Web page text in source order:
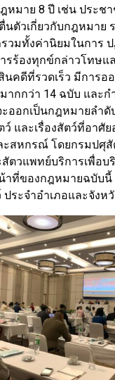
หมาย 8 ปี เช่น ประช
นตัวเกี่ยวกับกฎหมาย
วมทั้งค่านิยมในการ
รร้องทุกข์กล่าวโทษ
นคดีที่รวดเร็ว มีการอ
ากกว่า 14 ฉบับ และก
ออกเป็นกฎหมายลำดั
ว์ และเรื่องสัตว์ที่อาศั
ะสหกรณ์ โดยกรมปศุสั
ตวแพทย์บริการเพื่อบ
าที่ของกฎหมายฉบับนี้
ระจำอำเภอและจังห